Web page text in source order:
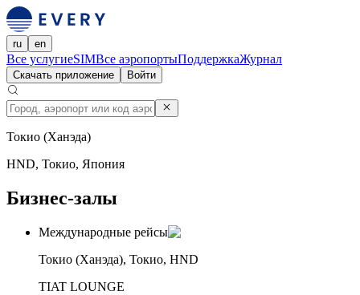
ru en
Все услугиeSIMВсе аэропортыПоддержкаЖурнал
Скачать приложение Войти
Токио (Ханэда)
HND, Токио, Япония
Бизнес-залы
Международные рейсы
Токио (Ханэда), Токио, HND
TIAT LOUNGE